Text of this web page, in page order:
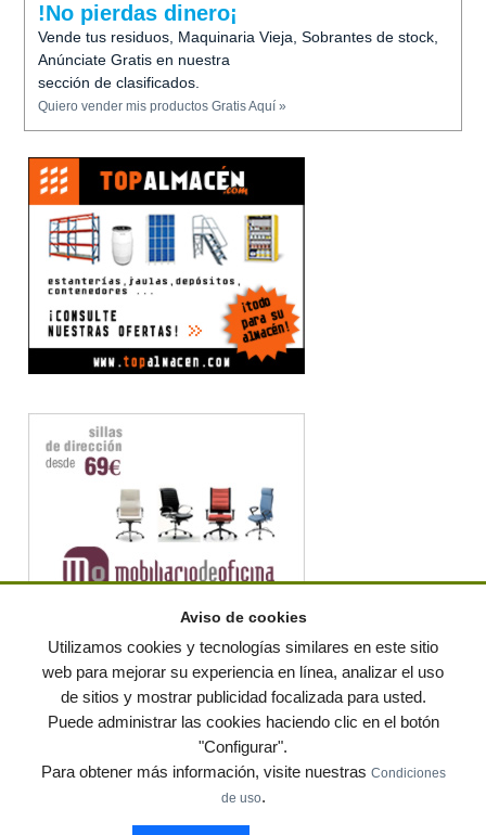
!No pierdas dinero¡
Vende tus residuos, Maquinaria Vieja, Sobrantes de stock,
Anúnciate Gratis en nuestra
sección de clasificados.
Quiero vender mis productos Gratis Aquí »
© residuos.com - Todos los derechos reservados Política de privacidad
Condiciones de uso|Contacto |Editores|Mapa web|Preguntas frecuentes|Publica
tus anuncios gratis!
Muebles de terraza y jardin Notas de prensa
Aviso de cookies
Utilizamos cookies y tecnologías similares en este sitio
web para mejorar su experiencia en línea, analizar el uso
de sitios y mostrar publicidad focalizada para usted.
Puede administrar las cookies haciendo clic en el botón
"Configurar".
Para obtener más información, visite nuestras Condiciones
de uso.